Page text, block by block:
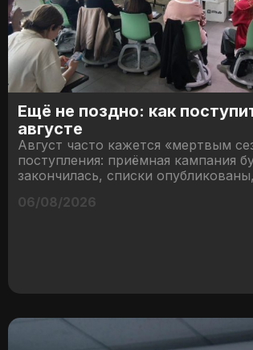
Ещё не поздно: как
августе
Август часто кажется «мертвым
поступления: приёмная кампания
закончилась, списки
06/08/2026